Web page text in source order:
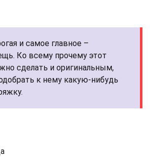
и самое главное –
Ко всему прочему этот
сделать и оригинальным,
к нему какую-нибудь